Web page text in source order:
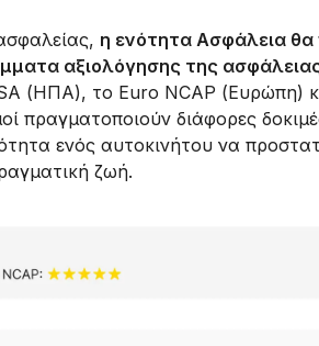
η ενότητα Ασφάλεια
αξιολόγησης της
(ΗΠΑ), το Euro NCAP (Ευρώπη)
πραγματοποιούν διάφορες
ενός αυτοκινήτου να
ζωή.